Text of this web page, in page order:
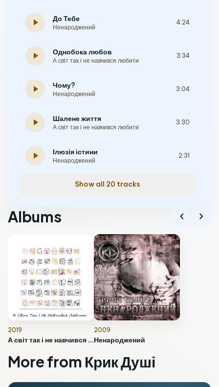
play_arrow До Тебе
Ненароджений
4:24
play_arrow Однобока любов
А світ так і не навчився любити
3:34
play_arrow Чому?
Ненароджений
3:04
play_arrow Шалене життя
А світ так і не навчився любити
3:30
play_arrow Ілюзія істини
Ненароджений
2:31
Show all 20 tracks
Albums chevron_left chevron_right
2019
А світ так і не навчився любити
2009
Ненароджений
More from Крик Душі